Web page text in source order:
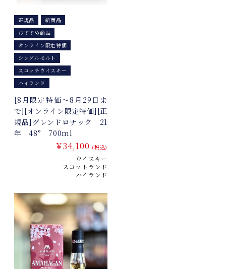
正規品
新商品
おすすめ商品
オンライン限定特価
シングルモルト
スコッチウイスキー
ハイランド
[8月限定特価～8月29日ま
で][オンライン限定特価][正
規品]グレンドロナック 21
年 48° 700ml
￥34,100 (税込)
ウイスキー
スコットランド
ハイランド